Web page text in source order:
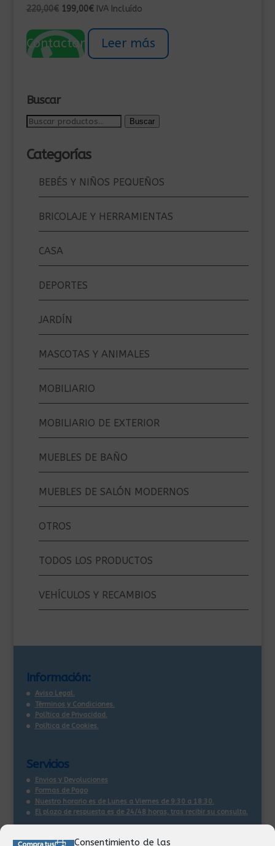
Consentimiento de las
220,00€ El
original
era:
199,00€El
actual
es:
IVA Incluído
Contactar Leer más
Buscar
Buscar
Buscar
Categorías
BEBÉS Y NIÑOS PEQUEÑOS
BRICOLAJE Y HERRAMIENTAS
CASA
DEPORTES
JARDÍN
MASCOTAS Y ANIMALES
MOBILIARIO
MOBILIARIO DE EXTERIOR
MUEBLES DE BAÑO
MUEBLES DE SALÓN MODERNOS
OTROS
TODOS LOS PRODUCTOS
VEHÍCULOS Y RECAMBIOS
Información:
Aviso Legal.
Términos y Condiciones.
Política de Privacidad.
Política de Cookies.
Servicios
Envios y Devoluciones
Formas de Pago
Nuestro horario es de Lunes a Viernes de 9:30 a 18:30.
El plazo de respuesta es de 24/48 horas, tras recibir su consulta.